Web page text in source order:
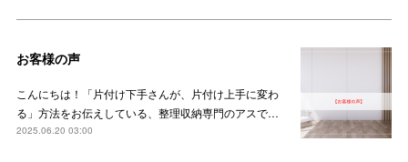
お客様の声
こんにちは！「片付け下手さんが、片付け上手に変わ
る」方法をお伝えしている、整理収納専門のアスで…
2025.06.20 03:00